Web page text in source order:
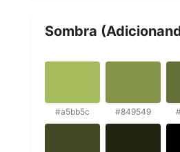
Sombra
#a5bb5c #849549